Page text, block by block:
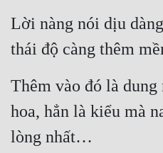
Xuyên Không
Xuyên Nhanh
Xuyên Sách
Xuyên Thư
Điền Văn
Lời nàng nói dịu
thái độ càng thêm
Thêm vào đó là
hoa, hẳn là kiểu mà
lòng nhất…